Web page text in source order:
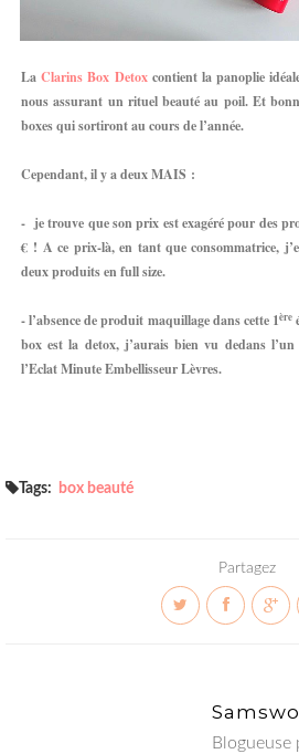
La ClarinsBox Detox contient la panoplie
nous assurant un rituel beauté au poil. Et
boxes qui sortiront au cours de l’année.
Cependant, il y a deux MAIS :
- je trouve que son prix est exagéré pour des
€ ! A ce prix-là, en tant que consommatrice,
deux produits en full size.
- l’absence de produit maquillage dans cette 1ère
box est la detox, j’aurais bien vu dedans
l’Eclat Minute Embellisseur Lèvres.
Tags: box beauté
Partagez
Blogueuse passionnée par la beauté